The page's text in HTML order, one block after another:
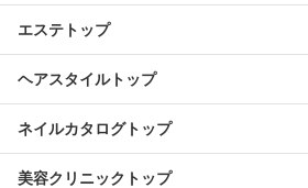
エステトップ
ヘアスタイルトップ
ネイルカタログトップ
美容クリニックトップ